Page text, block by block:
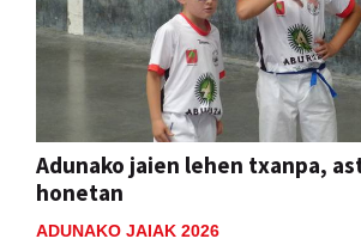
Adunako jaien lehen txanpa,
honetan
ADUNAKO JAIAK 2026